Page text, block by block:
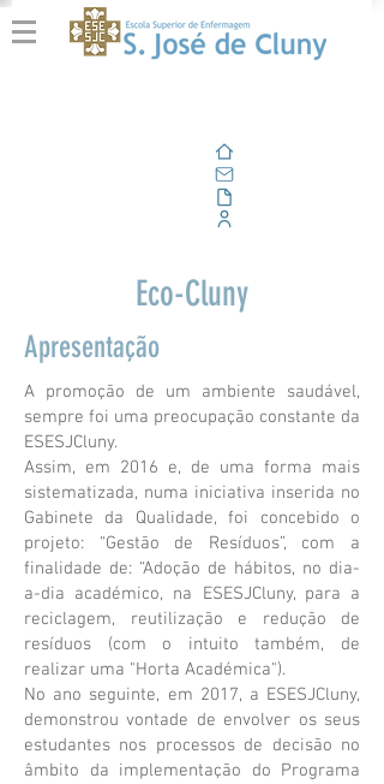
Eco-Cluny
Apresentação
A promoção de um ambiente saudável,
sempre foi uma preocupação constante da
ESESJCluny.
Assim, em 2016 e, de uma forma mais
sistematizada, numa iniciativa inserida no
Gabinete da Qualidade, foi concebido o
projeto: “Gestão de Resíduos”, com a
finalidade de: “Adoção de hábitos, no dia-
a-dia académico, na ESESJCluny, para a
reciclagem, reutilização e redução de
resíduos (com o intuito também, de
realizar uma "Horta Académica").
No ano seguinte, em 2017, a ESESJCluny,
demonstrou vontade de envolver os seus
estudantes nos processos de decisão no
âmbito da implementação do Programa